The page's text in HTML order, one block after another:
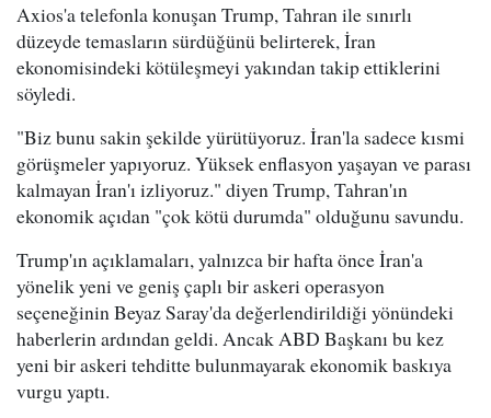
Axios'a telefonla konuşan Trump, Tahran ile sınırlı
düzeyde temasların sürdüğünü belirterek, İran
ekonomisindeki kötüleşmeyi yakından takip ettiklerini
söyledi.
"Biz bunu sakin şekilde yürütüyoruz. İran'la sadece kısmi
görüşmeler yapıyoruz. Yüksek enflasyon yaşayan ve parası
kalmayan İran'ı izliyoruz." diyen Trump, Tahran'ın
ekonomik açıdan "çok kötü durumda" olduğunu savundu.
Trump'ın açıklamaları, yalnızca bir hafta önce İran'a
yönelik yeni ve geniş çaplı bir askeri operasyon
seçeneğinin Beyaz Saray'da değerlendirildiği yönündeki
haberlerin ardından geldi. Ancak ABD Başkanı bu kez
yeni bir askeri tehditte bulunmayarak ekonomik baskıya
vurgu yaptı.